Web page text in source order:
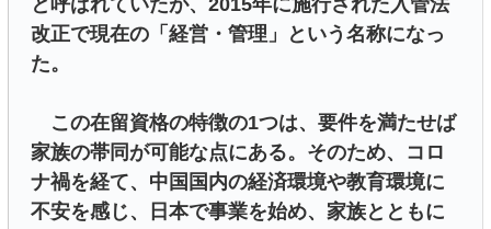
と呼ばれていたが、2015年に施行された入管法
改正で現在の「経営・管理」という名称になっ
た。
この在留資格の特徴の1つは、要件を満たせば
家族の帯同が可能な点にある。そのため、コロ
ナ禍を経て、中国国内の経済環境や教育環境に
不安を感じ、日本で事業を始め、家族とともに